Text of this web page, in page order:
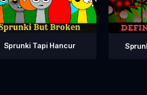
Sprunki Tapi Hancur